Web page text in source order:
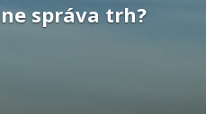
správa trh?